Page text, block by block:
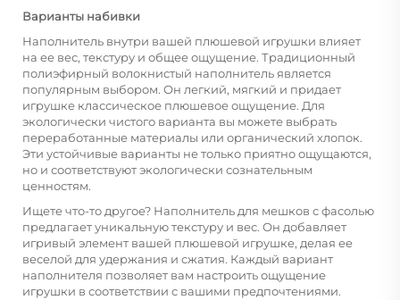
Варианты набивки
Наполнитель внутри вашей плюшевой игрушки влияет
на ее вес, текстуру и общее ощущение. Традиционный
полиэфирный волокнистый наполнитель является
популярным выбором. Он легкий, мягкий и придает
игрушке классическое плюшевое ощущение. Для
экологически чистого варианта вы можете выбрать
переработанные материалы или органический хлопок.
Эти устойчивые варианты не только приятно ощущаются,
но и соответствуют экологически сознательным
ценностям.
Ищете что-то другое? Наполнитель для мешков с фасолью
предлагает уникальную текстуру и вес. Он добавляет
игривый элемент вашей плюшевой игрушке, делая ее
веселой для удержания и сжатия. Каждый вариант
наполнителя позволяет вам настроить ощущение
игрушки в соответствии с вашими предпочтениями.